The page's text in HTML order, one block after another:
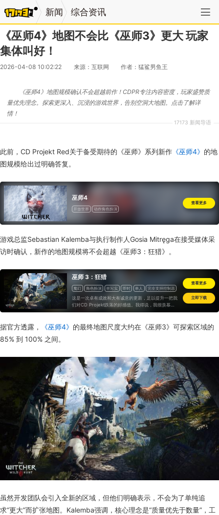
新闻 综合资讯
《巫师4》地图不会比《巫师3》更大 玩家
集体叫好！
2026-04-08 10:02:22 来源：互联网 作者：猛鲨男鱼王
17173 新闻导语
《巫师4》地图规模确认不会超越前作！CDPR专注内容密度，玩家盛赞质
量优先理念。探索更深入、沉浸的游戏世界，告别空洞大地图。点击了解详
情！
此前，CD Projekt Red关于备受期待的《巫师》系列新作 《巫师4》 的地
图规模给出过明确答复。
巫师4
开放世界 动作角色扮演
查看更多
游戏总监Sebastian Kalemba与执行制作人Gosia Mitręga在接受媒体采
访时确认，新作的地图规模将不会超越《巫师3：狂猎》。
巫师 3：狂猎
魔幻 角色扮演 半写实 即时 单人
完全支持控制器
一次性付费
这是一次卓有成效和大有诚意的更新，足以提升一把我
们对CD Projekt跌落的好感值。我得说，我很羡慕那
些第一次体验《巫师 3》就是这一版本游戏的玩家，它
查看更多
立即下载
据官方透露， 《巫师4》 的最终地图尺度大约在《巫师3》可探索区域的
85% 到 100% 之间。
虽然开发团队会引入全新的区域，但他们明确表示，不会为了单纯追
求“更大”而扩张地图。Kalemba强调，核心理念是“质量优先于数量”，工